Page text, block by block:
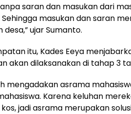
saran dan masukan dari
masukan dan saran
ujar Sumanto.
itu, Kades Eeya
akan dilaksanakan di tahap 3
mengadakan asrama
Karena keluhan
jadi asrama merupakan